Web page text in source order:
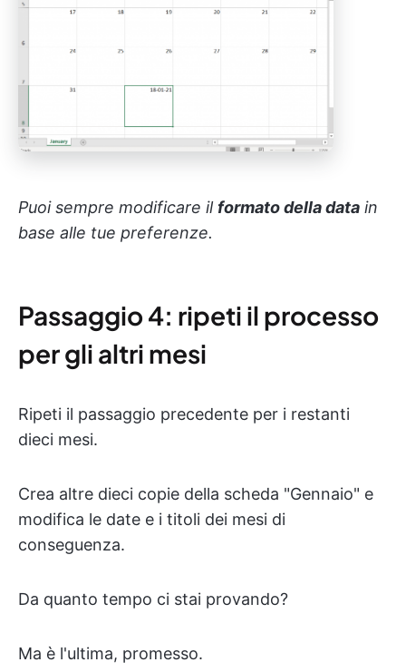
Puoi sempre modificare il formato della data in
base alle tue preferenze.
Passaggio 4: ripeti il processo
per gli altri mesi
Ripeti il passaggio precedente per i restanti
dieci mesi.
Crea altre dieci copie della scheda "Gennaio" e
modifica le date e i titoli dei mesi di
conseguenza.
Da quanto tempo ci stai provando?
Ma è l'ultima, promesso.